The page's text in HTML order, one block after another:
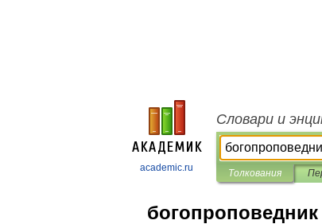
academic.ru
Словари и
Толкования
богопроповедник